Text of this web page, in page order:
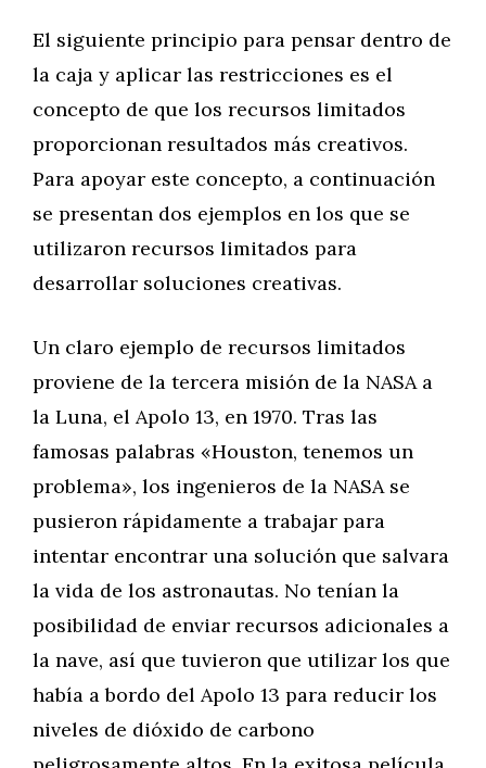
El siguiente principio para pensar dentro de
la caja y aplicar las restricciones es el
concepto de que los recursos limitados
proporcionan resultados más creativos.
Para apoyar este concepto, a continuación
se presentan dos ejemplos en los que se
utilizaron recursos limitados para
desarrollar soluciones creativas.
Un claro ejemplo de recursos limitados
proviene de la tercera misión de la NASA a
la Luna, el Apolo 13, en 1970. Tras las
famosas palabras «Houston, tenemos un
problema», los ingenieros de la NASA se
pusieron rápidamente a trabajar para
intentar encontrar una solución que salvara
la vida de los astronautas. No tenían la
posibilidad de enviar recursos adicionales a
la nave, así que tuvieron que utilizar los que
había a bordo del Apolo 13 para reducir los
niveles de dióxido de carbono